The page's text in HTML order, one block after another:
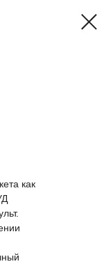
как